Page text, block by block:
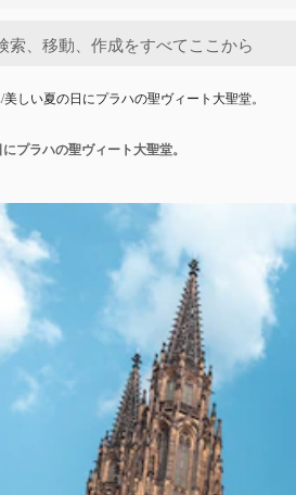
/美しい夏の日にプラハの聖ヴィート大聖堂。
プラハの聖ヴィート大聖堂。